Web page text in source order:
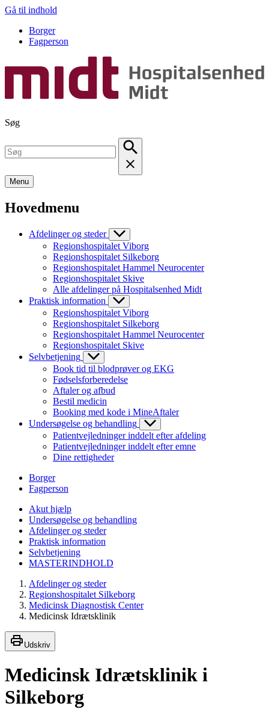
Gå til indhold
Borger
Fagperson
Søg
Menu
Hovedmenu
Afdelinger og steder
Regionshospitalet Viborg
Regionshospitalet Silkeborg
Regionshospitalet Hammel Neurocenter
Regionshospitalet Skive
Alle afdelinger på Hospitalsenhed Midt
Praktisk information
Regionshospitalet Viborg
Regionshospitalet Silkeborg
Regionshospitalet Hammel Neurocenter
Regionshospitalet Skive
Selvbetjening
Book tid til blodprøver og EKG
Fødselsforberedelse
Aftaler og afbud
Bestil medicin
Booking med kode i MineAftaler
Undersøgelse og behandling
Patientvejledninger inddelt efter afdeling
Patientvejledninger inddelt efter emne
Dine rettigheder
Borger
Fagperson
Akut hjælp
Undersøgelse og behandling
Afdelinger og steder
Praktisk information
Selvbetjening
MASTERINDHOLD
Afdelinger og steder
Regionshospitalet Silkeborg
Medicinsk Diagnostisk Center
Medicinsk Idrætsklinik
Udskriv
Medicinsk Idrætsklinik i
Silkeborg